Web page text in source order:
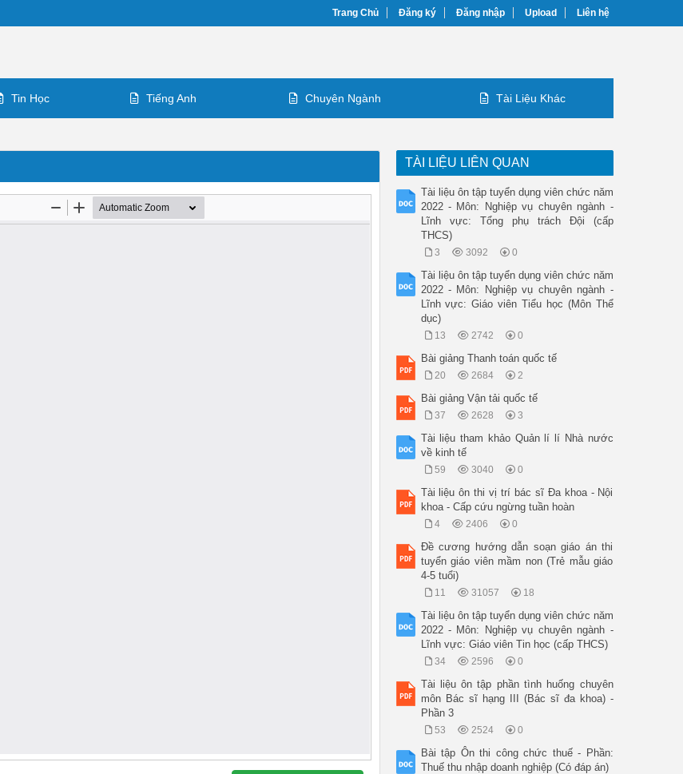
Trang Chủ Đăng ký Đăng nhập Upload Liên hệ
Tin Học Tiếng Anh Chuyên Ngành Tài Liệu Khác
TÀI LIỆU LIÊN QUAN
Tài liệu ôn tập tuyển dụng viên chức năm
2022 - Môn: Nghiệp vụ chuyên ngành -
Lĩnh vực: Tổng phụ trách Đội (cấp
THCS)
3 3092 0
Tài liệu ôn tập tuyển dụng viên chức năm
2022 - Môn: Nghiệp vụ chuyên ngành -
Lĩnh vực: Giáo viên Tiểu học (Môn Thể
dục)
13 2742 0
Bài giảng Thanh toán quốc tế
20 2684 2
Bài giảng Vận tải quốc tế
37 2628 3
Tài liệu tham khảo Quản lí lí Nhà nước
về kinh tế
59 3040 0
Tài liệu ôn thi vị trí bác sĩ Đa khoa - Nội
khoa - Cấp cứu ngừng tuần hoàn
4 2406 0
Đề cương hướng dẫn soạn giáo án thi
tuyển giáo viên mầm non (Trẻ mẫu giáo
4-5 tuổi)
11 31057 18
Tài liệu ôn tập tuyển dụng viên chức năm
2022 - Môn: Nghiệp vụ chuyên ngành -
Lĩnh vực: Giáo viên Tin học (cấp THCS)
34 2596 0
Tài liệu ôn tập phần tình huống chuyên
môn Bác sĩ hạng III (Bác sĩ đa khoa) -
Phần 3
53 2524 0
Bài tập Ôn thi công chức thuế - Phần:
Thuế thu nhập doanh nghiệp (Có đáp án)